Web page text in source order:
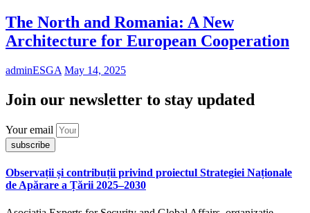
The North and Romania: A New
Architecture for European Cooperation
adminESGA May 14, 2025
Join our newsletter to stay updated
Your email
subscribe
Observații și contribuții privind proiectul Strategiei Naționale
de Apărare a Țării 2025–2030